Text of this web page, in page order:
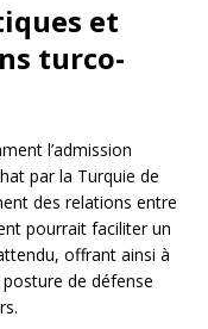
et
turco-
l’admission
par la Turquie de
des relations entre
pourrait faciliter un
offrant ainsi à
de défense